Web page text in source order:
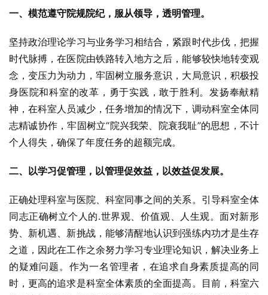
一、模范遵守院规院纪，服从领导，透明管理。
坚持政治理论学习与业务学习相结合，紧跟时代步伐，把握
时代脉搏，在医院由铁路转入地方之后，能够较快地转变观
念，变压力为动力，牢固树立服务意识，大局意识，积极投
身医院和科室的改革，勇于实践，敢于胜利。发扬奉献精
神，在科室人员减少，任务增加的情况下，调动科室全体同
志精诚协作，牢固树立“院兴我荣、院衰我耻”的思想，不计
个人得失，确保了年度任务的超额完成。
二、以学习促管理，以管理促效益，以效益促发展。
正确处理科室与医院、科室同事之间的关系。引导科室全体
同志正确树立个人的.世界观、价值观、人生观。面对新形
势、新机遇、新挑战，能够清醒地认识到强练内功才是生存
之道，因此在工作之余努力学习专业理论知识，解决业务上
的疑难问题。作为一名管理者，在追求自身素质提高的同
时，更高的追求是科室全体素质的全面提高。目前，科室六